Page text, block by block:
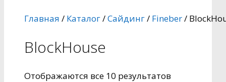
Главная / Каталог/Сайдинг/ Fineber/
BlockHouse
Отображаются все 10 результатов